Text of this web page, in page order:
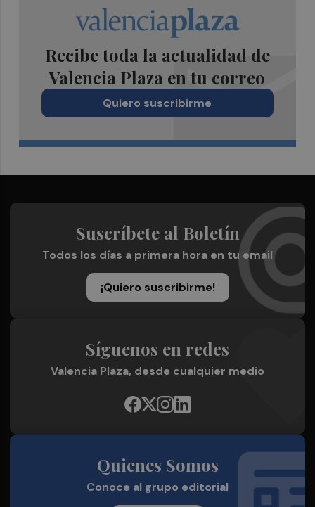
Recibe toda la actualidad de
Valencia Plaza en tu correo
Quiero suscribirme
Suscríbete al Boletín
Todos los días a primera hora en tu email
¡Quiero suscribirme!
Síguenos en redes
Valencia Plaza, desde cualquier medio
Quienes Somos
Conoce al grupo editorial